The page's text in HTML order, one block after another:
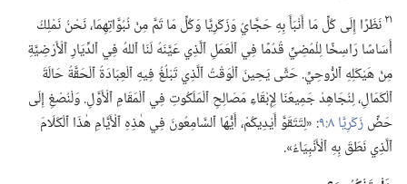
٢١نَظَرًا إِلَى كُلِّ مَا أَنْبَأَ بِهِ حَجَّايُ وَزَكَرِيَّا وَكُلِّ مَا تَمَّ مِنْ نُبُوَّاتِهِمَا،‏ نَحْنُ نَمْلِكُ
أَسَاسًا رَاسِخًا لِلْمُضِيِّ قُدُمًا فِي ٱلْعَمَلِ ٱلَّذِي عَيَّنَهُ لَنَا ٱللهُ فِي ٱلدِّيَارِ ٱلْأَرْضِيَّةِ
مِنْ هَيْكَلِهِ ٱلرُّوحِيِّ.‏ حَتَّى يَحِينَ ٱلْوَقْتُ ٱلَّذِي تَبْلُغُ فِيهِ ٱلْعِبَادَةُ ٱلْحَقَّةُ حَالَةَ
ٱلْكَمَالِ،‏ لِنُجَاهِدْ جَمِيعُنَا لِإِبْقَاءِ مَصَالِحِ ٱلْمَلَكُوتِ فِي ٱلْمَقَامِ ٱلْأَوَّلِ.‏ وَلْنُصْغِ إِلَى
حَضِّزَكَرِيَّا ٨:‏٩
‏:‏ «لِتَتَقَوَّ أَيْدِيكُمْ،‏ أَيُّهَا ٱلسَّامِعُونَ فِي هٰذِهِ ٱلْأَيَّامِ هٰذَا ٱلْكَلَامَ
ٱلَّذِي نَطَقَ بِهِ ٱلْأَنْبِيَاءُ».‏